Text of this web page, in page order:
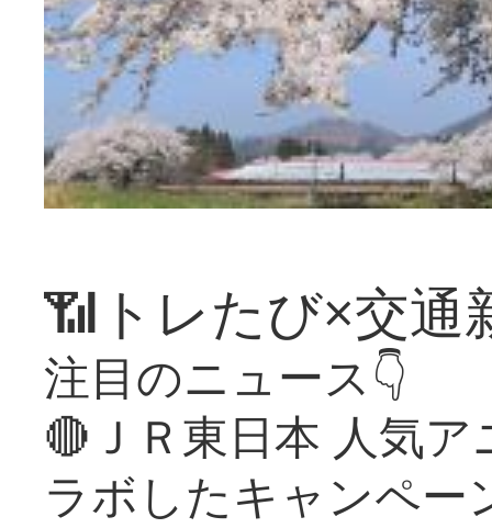
📶トレたび×交通
注目のニュース👇
🔴ＪＲ東日本 人気
ラボしたキャンペー